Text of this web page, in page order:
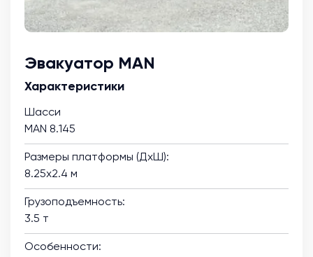
Эвакуатор MAN
Характеристики
Шасси
MAN 8.145
Размеры платформы (ДхШ):
8.25х2.4 м
Грузоподъемность:
3.5 т
Особенности: